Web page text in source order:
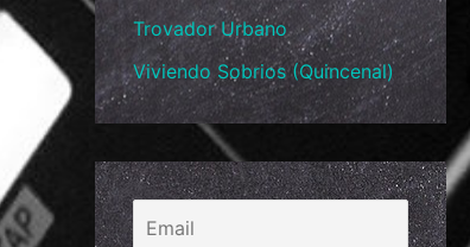
Trovador Urbano
Viviendo Sobrios (Quincenal)